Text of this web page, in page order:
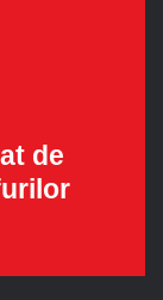
de